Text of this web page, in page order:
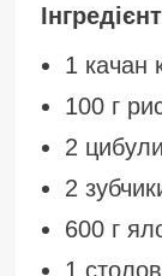
1 качан
100 г
2
2
600 г
1